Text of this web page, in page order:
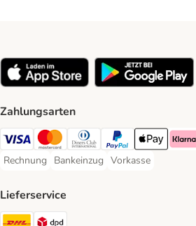
Zahlungsarten
Visa Payment Method
Mastercard Payment Method
Diners Club Payment Method
PayPal Payment
Apple Pay
Rechnung
Rechnung Payment Method
Bankeinzug
Bankeinzug Payment Method
Vorkasse
Vorkasse Payment
Lieferservice
DHL Shipping Method